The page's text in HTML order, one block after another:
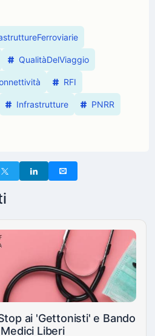
QualitàDelViaggio
RFI
Infrastrutture PNRR
ai 'Gettonisti' e Bando
Liberi